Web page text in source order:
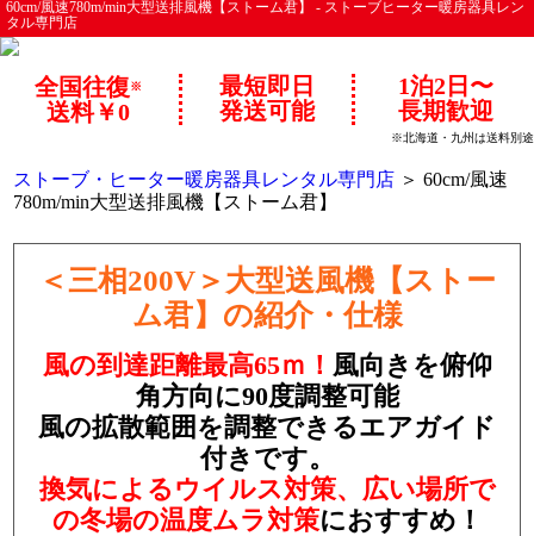
60cm/風速780m/min大型送排風機【ストーム君】 - ストーブヒーター暖房器具レン
タル専門店
全国往復※
送料￥0
最短即日
発送可能
1泊2日〜
長期歓迎
※北海道・九州は送料別途
ストーブ・ヒーター暖房器具レンタル専門店 ＞ 60cm/風速
780m/min大型送排風機【ストーム君】
＜三相200V＞大型送風機【ストー
ム君】の紹介・仕様
風の到達距離最高65ｍ！ 風向きを俯仰
角方向に90度調整可能
風の拡散範囲を調整できるエアガイド
付きです。
換気によるウイルス対策、広い場所で
の冬場の温度ムラ対策におすすめ！